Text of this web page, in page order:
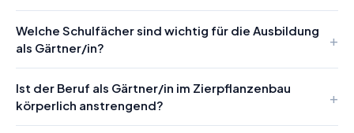
Welche Schulfächer sind wichtig für die Ausbildung
als Gärtner/in?
Ist der Beruf als Gärtner/in im Zierpflanzenbau
körperlich anstrengend?